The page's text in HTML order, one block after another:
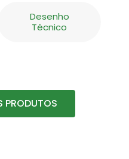
Desenho
Técnico
PRODUTOS